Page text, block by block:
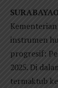
instrumen
progresif:
2025. Di
termaktub